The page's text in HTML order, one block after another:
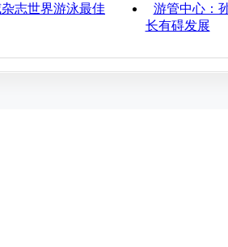
志世界游泳最佳
游管中心：
长有碍发展